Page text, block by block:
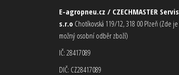
E-agropneu.cz / CZECHMASTER Servis
s.r.o Chotíkovská 119/12, 318 00 Plzeň (Zde je
možný osobní odběr zboží)
IČ: 28417089
DIČ: CZ28417089